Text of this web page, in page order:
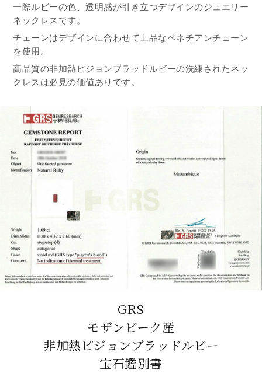
一際ルビーの色、透明感が引き立つデザインのジュエリー
ネックレスです。
チェーンはデザインに合わせて上品なベネチアンチェーン
を使用。
高品質の非加熱ピジョンブラッドルビーの洗練されたネッ
クレスは必見の価値ありです。
GRS
モザンビーク産
非加熱ピジョンブラッドルビー
宝石鑑別書